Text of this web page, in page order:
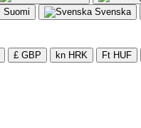
Suomi Svenska
£ GBP kn HRK Ft HUF